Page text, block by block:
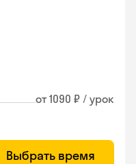
от 1090 ₽ / урок
Выбрать время